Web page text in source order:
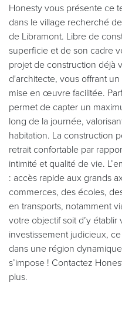
Honesty vous présente ce
dans le village recherché
de Libramont. Libre de
superficie et de son cadre
projet de construction déjà
d'architecte, vous offrant
mise en œuvre facilitée.
permet de capter un
long de la journée,
habitation. La construction
retrait confortable par
intimité et qualité de vie.
: accès rapide aux grands
commerces, des écoles,
en transports, notamment
votre objectif soit d’y
investissement judicieux,
dans une région
s’impose ! Contactez
plus.